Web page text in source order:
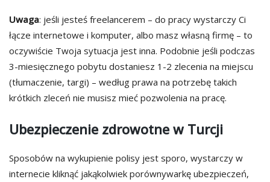
Uwaga: jeśli jesteś freelancerem – do pracy wystarczy Ci
łącze internetowe i komputer, albo masz własną firmę – to
oczywiście Twoja sytuacja jest inna. Podobnie jeśli podczas
3-miesięcznego pobytu dostaniesz 1-2 zlecenia na miejscu
(tłumaczenie, targi) – według prawa na potrzebę takich
krótkich zleceń nie musisz mieć pozwolenia na pracę.
Ubezpieczenie zdrowotne w Turcji
Sposobów na wykupienie polisy jest sporo, wystarczy w
internecie kliknąć jakąkolwiek porównywarkę ubezpieczeń,